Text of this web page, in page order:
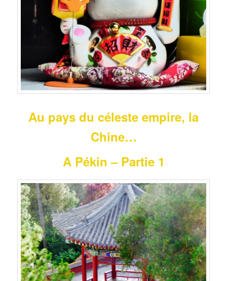
Au pays du céleste empire, la
Chine…
A Pékin – Partie 1